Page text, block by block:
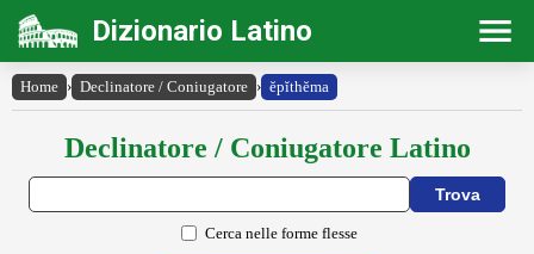
Dizionario Latino
Home › Declinatore / Coniugatore › ĕpĭthĕma
Declinatore / Coniugatore Latino
Cerca nelle forme flesse